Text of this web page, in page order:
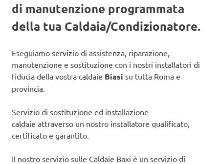
di manutenzione programmata
della tua Caldaia/Condizionatore.
Eseguiamo servizio di assistenza, riparazione,
manutenzione e sostituzione con i nostri installatori di
fiducia della vostra caldaie Biasi su tutta Roma e
provincia.
Servizio di sostituzione ed installazione
caldaie attraverso un nostro installatore qualificato,
certificato e garantito.
Il nostro servizio sulle Caldaie Baxi è un servizio di